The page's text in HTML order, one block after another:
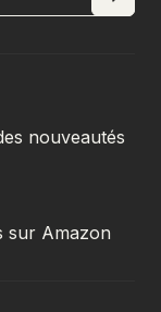
nouveautés
sur Amazon